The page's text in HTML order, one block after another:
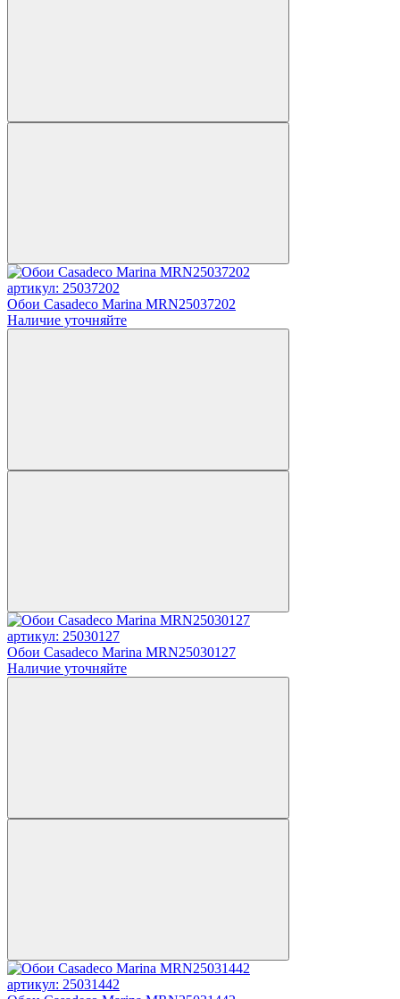
артикул: 25037202
Обои Casadeco Marina MRN25037202
Наличие уточняйте
артикул: 25030127
Обои Casadeco Marina MRN25030127
Наличие уточняйте
артикул: 25031442